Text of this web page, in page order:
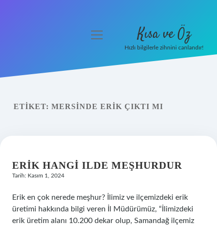
Yasal Uyarı
menüyü
Kısa ve Öz
Hızlı bilgilerle zihnini canlandır!
ETIKET: MERSINDE ERIK ÇIKTI MI
ERIK HANGI ILDE MEŞHURDUR
Tarih: Kasım 1, 2024
Erik en çok nerede meşhur? İlimiz ve ilçemizdeki erik
üretimi hakkında bilgi veren İl Müdürümüz, “İlimizdeki
erik üretim alanı 10.200 dekar olup, Samandağ ilçemiz